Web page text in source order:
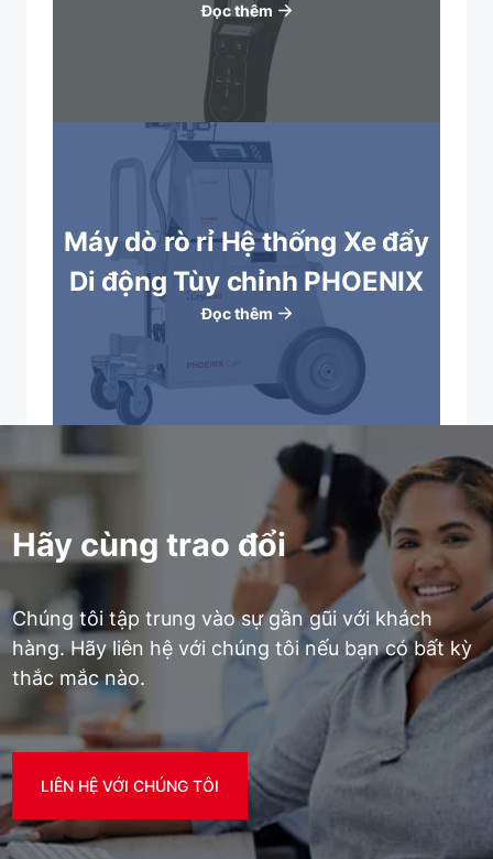
Đọc thêm
Máy dò rò rỉ Hệ thống Xe đẩy
Di động Tùy chỉnh PHOENIX
Đọc thêm
Hãy cùng trao đổi
Chúng tôi tập trung vào sự gần gũi với khách
hàng. Hãy liên hệ với chúng tôi nếu bạn có bất kỳ
thắc mắc nào.
LIÊN HỆ VỚI CHÚNG TÔI